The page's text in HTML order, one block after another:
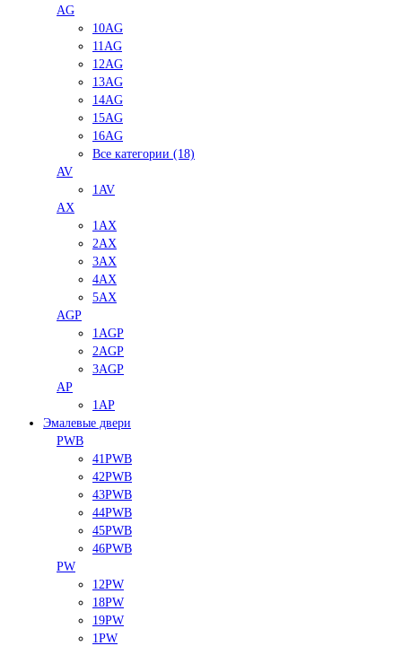
AG
10AG
11AG
12AG
13AG
14AG
15AG
16AG
Все категории (18)
AV
1AV
AX
1AX
2AX
3AX
4AX
5AX
AGP
1AGP
2AGP
3AGP
AP
1AP
Эмалевые двери
PWB
41PWB
42PWB
43PWB
44PWB
45PWB
46PWB
PW
12PW
18PW
19PW
1PW